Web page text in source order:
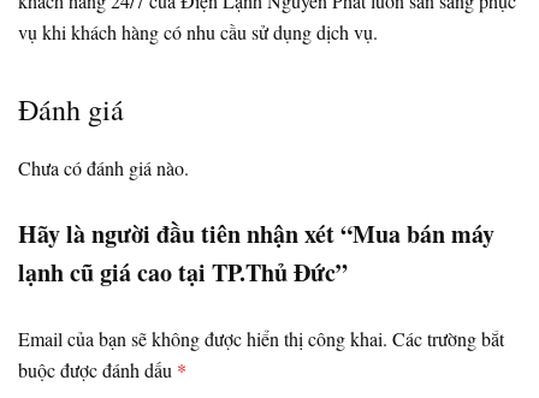
vụ khi khách hàng có nhu cầu sử dụng dịch vụ.
Đánh giá
Chưa có đánh giá nào.
Hãy là người đầu tiên nhận xét “Mua bán máy
lạnh cũ giá cao tại TP.Thủ Đức”
Email của bạn sẽ không được hiển thị công khai. Các trường bắt
buộc được đánh dấu *